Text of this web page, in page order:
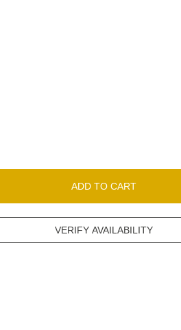
ADD TO CART
VERIFY AVAILABILITY